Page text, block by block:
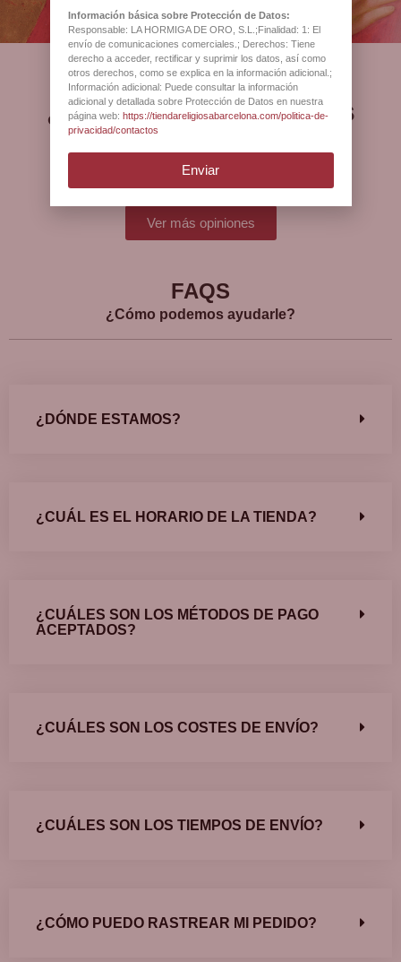
¿Qué opinan nuestros
clientes?
Ver más opiniones
FAQS
¿Cómo podemos ayudarle?
¿DÓNDE ESTAMOS?
¿CUÁL ES EL HORARIO DE LA TIENDA?
¿CUÁLES SON LOS MÉTODOS DE PAGO
ACEPTADOS?
¿CUÁLES SON LOS COSTES DE ENVÍO?
¿CUÁLES SON LOS TIEMPOS DE ENVÍO?
¿CÓMO PUEDO RASTREAR MI PEDIDO?
Información básica sobre Protección de Datos:
Responsable: LA HORMIGA DE ORO, S.L.;Finalidad: 1: El
envío de comunicaciones comerciales.; Derechos: Tiene
derecho a acceder, rectificar y suprimir los datos, así como
otros derechos, como se explica en la información adicional.;
Información adicional: Puede consultar la información
adicional y detallada sobre Protección de Datos en nuestra
página web: https://tiendareligiosabarcelona.com/politica-de-
privacidad/contactos
Enviar